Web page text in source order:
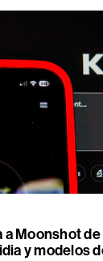
a Moonshot
y modelos